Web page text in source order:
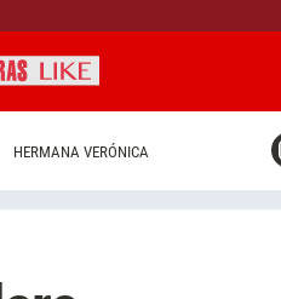
HERMANA VERÓNICA